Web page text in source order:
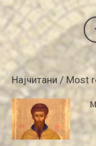
Најчитани / Most